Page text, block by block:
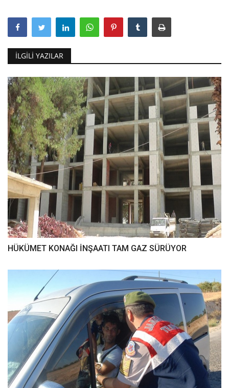
İLGILI YAZILAR
HÜKÜMET KONAĞI İNŞAATI TAM GAZ SÜRÜYOR